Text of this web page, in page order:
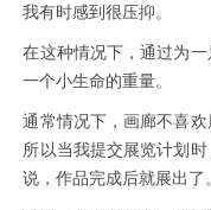
我有时感到很压抑。
在这种情况下，通过为
一个小生命的重量。
通常情况下，画廊不喜
所以当我提交展览计划
说，作品完成后就展出了